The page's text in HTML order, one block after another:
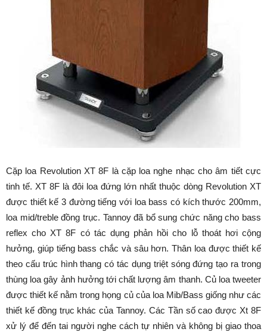
Cặp loa Revolution XT 8F là cặp loa nghe nhạc cho âm tiết cực
tinh tế. XT 8F là đôi loa đứng lớn nhất thuộc dòng Revolution XT
được thiết kế 3 đường tiếng với loa bass có kích thước 200mm,
loa mid/treble đồng trục. Tannoy đã bổ sung chức năng cho bass
reflex cho XT 8F có tác dụng phản hồi cho lỗ thoát hơi cộng
hưởng, giúp tiếng bass chắc và sâu hơn. Thân loa được thiết kế
theo cấu trúc hình thang có tác dụng triệt sóng đứng tạo ra trong
thùng loa gây ảnh hưởng tới chất lượng âm thanh. Củ loa tweeter
được thiết kế nằm trong họng củ của loa Mib/Bass giống như các
thiết kế đồng trục khác của Tannoy. Các Tần số cao được Xt 8F
xử lý để đến tai người nghe cách tự nhiên và không bị giao thoa